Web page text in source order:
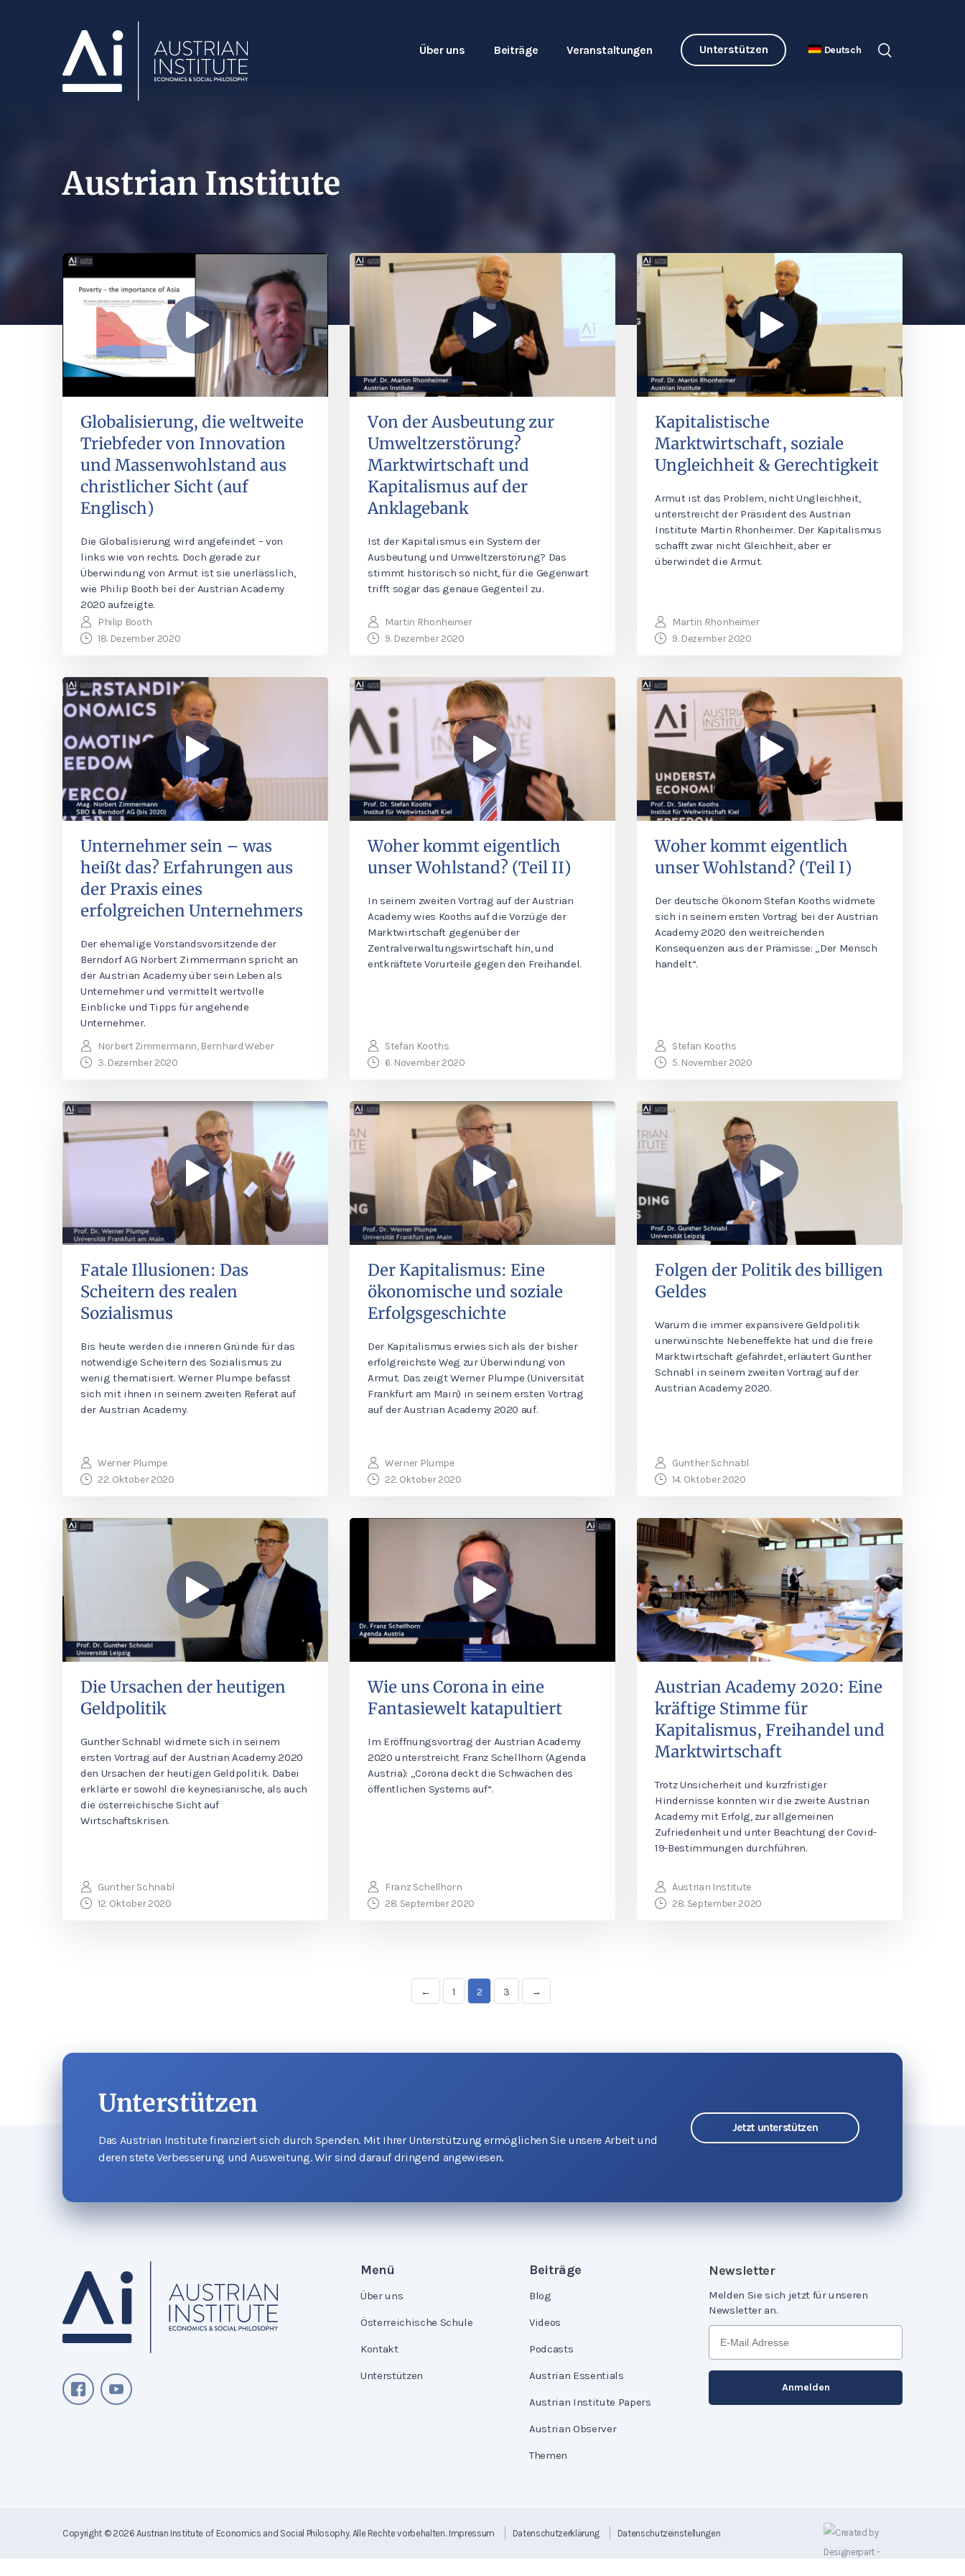
Über uns Beiträge Veranstaltungen Unterstützen Deutsch
Austrian Institute
Globalisierung, die weltweite
Triebfeder von Innovation
und Massenwohlstand aus
christlicher Sicht (auf
Englisch)
Die Globalisierung wird angefeindet – von
links wie von rechts. Doch gerade zur
Überwindung von Armut ist sie unerlässlich,
wie Philip Booth bei der Austrian Academy
2020 aufzeigte.
Philip Booth
18. Dezember 2020
Von der Ausbeutung zur
Umweltzerstörung?
Marktwirtschaft und
Kapitalismus auf der
Anklagebank
Ist der Kapitalismus ein System der
Ausbeutung und Umweltzerstörung? Das
stimmt historisch so nicht, für die Gegenwart
trifft sogar das genaue Gegenteil zu.
Martin Rhonheimer
9. Dezember 2020
Kapitalistische
Marktwirtschaft, soziale
Ungleichheit & Gerechtigkeit
Armut ist das Problem, nicht Ungleichheit,
unterstreicht der Präsident des Austrian
Institute Martin Rhonheimer. Der Kapitalismus
schafft zwar nicht Gleichheit, aber er
überwindet die Armut.
Martin Rhonheimer
9. Dezember 2020
Unternehmer sein – was
heißt das? Erfahrungen aus
der Praxis eines
erfolgreichen Unternehmers
Der ehemalige Vorstandsvorsitzende der
Berndorf AG Norbert Zimmermann spricht an
der Austrian Academy über sein Leben als
Unternehmer und vermittelt wertvolle
Einblicke und Tipps für angehende
Unternehmer.
Norbert Zimmermann, Bernhard Weber
3. Dezember 2020
Woher kommt eigentlich
unser Wohlstand? (Teil II)
In seinem zweiten Vortrag auf der Austrian
Academy wies Kooths auf die Vorzüge der
Marktwirtschaft gegenüber der
Zentralverwaltungswirtschaft hin, und
entkräftete Vorurteile gegen den Freihandel.
Stefan Kooths
6. November 2020
Woher kommt eigentlich
unser Wohlstand? (Teil I)
Der deutsche Ökonom Stefan Kooths widmete
sich in seinem ersten Vortrag bei der Austrian
Academy 2020 den weitreichenden
Konsequenzen aus der Prämisse: „Der Mensch
handelt“.
Stefan Kooths
5. November 2020
Fatale Illusionen: Das
Scheitern des realen
Sozialismus
Bis heute werden die inneren Gründe für das
notwendige Scheitern des Sozialismus zu
wenig thematisiert. Werner Plumpe befasst
sich mit ihnen in seinem zweiten Referat auf
der Austrian Academy.
Werner Plumpe
22. Oktober 2020
Der Kapitalismus: Eine
ökonomische und soziale
Erfolgsgeschichte
Der Kapitalismus erwies sich als der bisher
erfolgreichste Weg zur Überwindung von
Armut. Das zeigt Werner Plumpe (Universität
Frankfurt am Main) in seinem ersten Vortrag
auf der Austrian Academy 2020 auf.
Werner Plumpe
22. Oktober 2020
Folgen der Politik des billigen
Geldes
Warum die immer expansivere Geldpolitik
unerwünschte Nebeneffekte hat und die freie
Marktwirtschaft gefährdet, erläutert Gunther
Schnabl in seinem zweiten Vortrag auf der
Austrian Academy 2020.
Gunther Schnabl
14. Oktober 2020
Die Ursachen der heutigen
Geldpolitik
Gunther Schnabl widmete sich in seinem
ersten Vortrag auf der Austrian Academy 2020
den Ursachen der heutigen Geldpolitik. Dabei
erklärte er sowohl die keynesianische, als auch
die österreichische Sicht auf
Wirtschaftskrisen.
Gunther Schnabl
12. Oktober 2020
Wie uns Corona in eine
Fantasiewelt katapultiert
Im Eröffnungsvortrag der Austrian Academy
2020 unterstreicht Franz Schellhorn (Agenda
Austria): „Corona deckt die Schwächen des
öffentlichen Systems auf“.
Franz Schellhorn
28. September 2020
Austrian Academy 2020: Eine
kräftige Stimme für
Kapitalismus, Freihandel und
Marktwirtschaft
Trotz Unsicherheit und kurzfristiger
Hindernisse konnten wir die zweite Austrian
Academy mit Erfolg, zur allgemeinen
Zufriedenheit und unter Beachtung der Covid-
19-Bestimmungen durchführen.
Austrian Institute
28. September 2020
← 1 2 3 →
Unterstützen
Das Austrian Institute finanziert sich durch Spenden. Mit Ihrer Unterstützung ermöglichen Sie unsere Arbeit und
deren stete Verbesserung und Ausweitung. Wir sind darauf dringend angewiesen.
Jetzt unterstützen
Menü
Über uns
Österreichische Schule
Kontakt
Unterstützen
Beiträge
Blog
Videos
Podcasts
Austrian Essentials
Austrian Institute Papers
Austrian Observer
Themen
Newsletter
Melden Sie sich jetzt für unseren
Newsletter an.
Copyright © 2026Austrian Institute of Economics and Social Philosophy. Alle Rechte vorbehalten. Impressum Datenschutzerklärung Datenschutzeinstellungen